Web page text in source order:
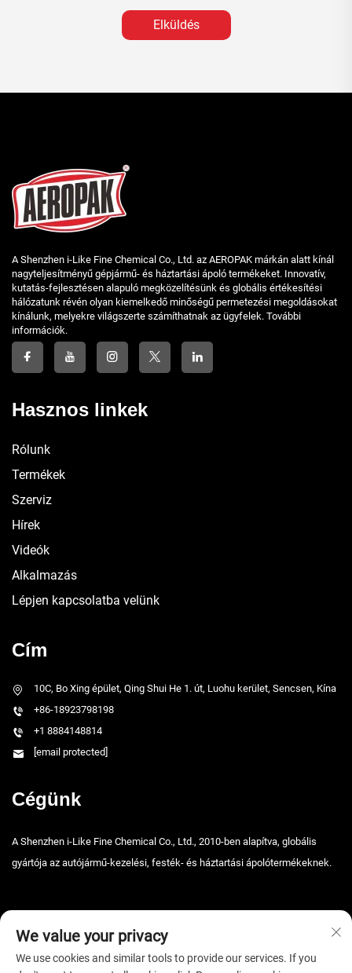
Elküldés
A Shenzhen i-Like Fine Chemical Co., Ltd. az AEROPAK márkán alatt kínál
nagyteljesítményű gépjármű- és háztartási ápoló termékeket. Innovatív,
kutatás-fejlesztésen alapuló megközelítésünk és globális értékesítési
hálózatunk révén olyan kiemelkedő minőségű permetezési megoldásokat
kínálunk, melyekre világszerte számíthatnak az ügyfelek. További
információk.
Hasznos linkek
Rólunk
Termékek
Szerviz
Hírek
Videók
Alkalmazás
Lépjen kapcsolatba velünk
Cím
10C, Bo Xing épület, Qing Shui He 1. út, Luohu kerület, Sencsen, Kína
+86-18923798198
+1 8884148814
[email protected]
Cégünk
A Shenzhen i-Like Fine Chemical Co., Ltd., 2010-ben alapítva, globális
gyártója az autójármű-kezelési, festék- és háztartási ápolótermékeknek.
We value your privacy
We use cookies and similar tools to provide our services. If you